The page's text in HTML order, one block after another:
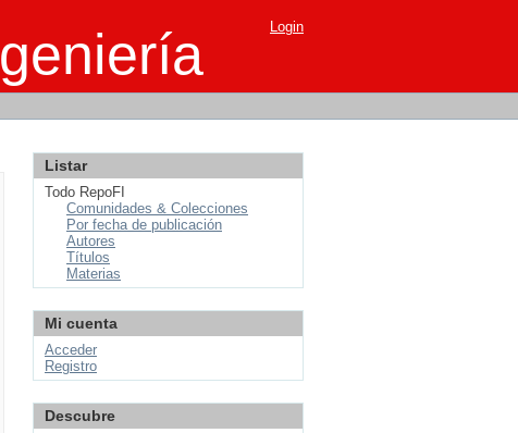
Login
Listar
Todo RepoFI
Comunidades & Colecciones
Por fecha de publicación
Autores
Títulos
Materias
Mi cuenta
Acceder
Registro
Descubre